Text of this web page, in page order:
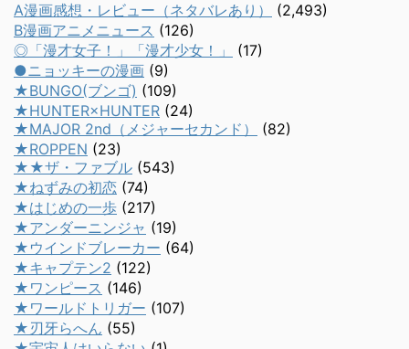
A漫画感想・レビュー（ネタバレあり）
(2,493)
B漫画アニメニュース (126)
◎「漫才女子！」「漫才少女！」
(17)
●ニョッキーの漫画 (9)
★BUNGO(ブンゴ) (109)
★HUNTER×HUNTER (24)
★MAJOR 2nd（メジャーセカンド）
(82)
★ROPPEN (23)
★★ザ・ファブル (543)
★ねずみの初恋 (74)
★はじめの一歩 (217)
★アンダーニンジャ (19)
★ウインドブレーカー (64)
★キャプテン2 (122)
★ワンピース (146)
★ワールドトリガー (107)
★刃牙らへん (55)